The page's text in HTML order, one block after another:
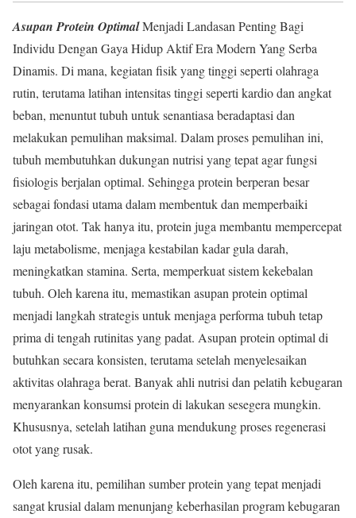
Asupan Protein OptimalMenjadi Landasan Penting Bagi
Individu Dengan Gaya Hidup Aktif Era Modern Yang Serba
Dinamis. Di mana, kegiatan fisik yang tinggi seperti olahraga
rutin, terutama latihan intensitas tinggi seperti kardio dan angkat
beban, menuntut tubuh untuk senantiasa beradaptasi dan
melakukan pemulihan maksimal. Dalam proses pemulihan ini,
tubuh membutuhkan dukungan nutrisi yang tepat agar fungsi
fisiologis berjalan optimal. Sehingga protein berperan besar
sebagai fondasi utama dalam membentuk dan memperbaiki
jaringan otot. Tak hanya itu, protein juga membantu mempercepat
laju metabolisme, menjaga kestabilan kadar gula darah,
meningkatkan stamina. Serta, memperkuat sistem kekebalan
tubuh. Oleh karena itu, memastikan asupan protein optimal
menjadi langkah strategis untuk menjaga performa tubuh tetap
prima di tengah rutinitas yang padat. Asupan protein optimal di
butuhkan secara konsisten, terutama setelah menyelesaikan
aktivitas olahraga berat. Banyak ahli nutrisi dan pelatih kebugaran
menyarankan konsumsi protein di lakukan sesegera mungkin.
Khususnya, setelah latihan guna mendukung proses regenerasi
otot yang rusak.
Oleh karena itu, pemilihan sumber protein yang tepat menjadi
sangat krusial dalam menunjang keberhasilan program kebugaran